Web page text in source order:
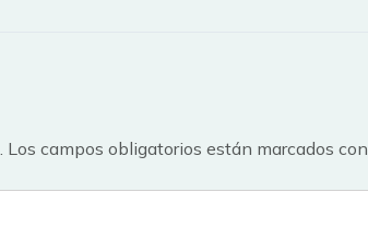
Los campos obligatorios están marcados con